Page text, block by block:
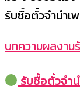
รับซื้อตั๋วจำนำ
บทความผลงาน
รับซื้อตั๋วจำ